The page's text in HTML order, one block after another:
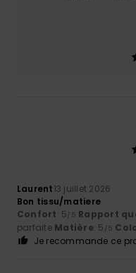
Laurent13 juillet 2026
Bon tissu/matiere
Confort: 5/5 Rapport
parfaite Matière: 5 /5
Je recommande ce